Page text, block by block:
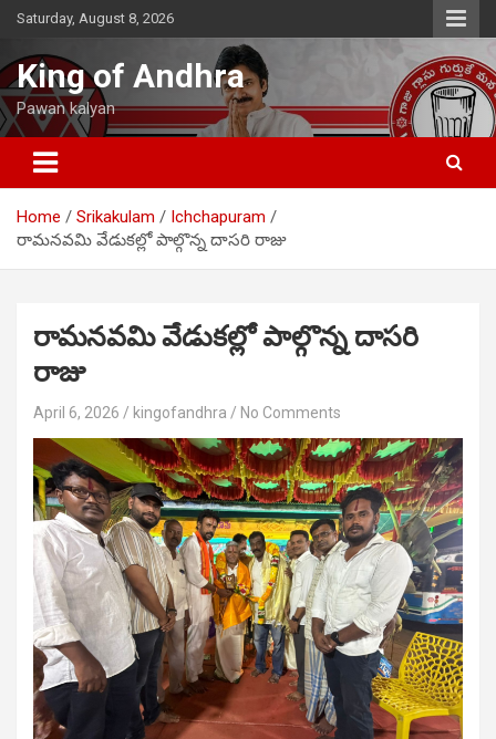
Skip
content
Saturday, August 8, 2026
King of Andhra
Pawan kalyan
Home Srikakulam
Ichchapuram
రామనవమి వేడుకల్లో పాల్గొన్న దాసరి రాజు
రామనవమి వేడుకల్లో పాల్గొన్న దాసరి
రాజు
April 6, 2026 kingofandhra No Comments